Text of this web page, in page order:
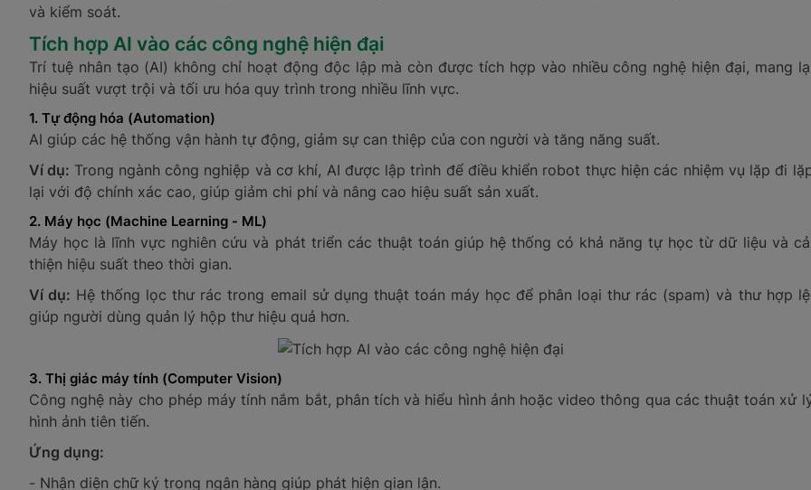
và kiểm soát.
Tích hợp AI vào các công nghệ hiện đại
Trí tuệ nhân tạo (AI) không chỉ hoạt động độc lập mà còn được tích hợp vào nhiều công nghệ hiện đại, mang
hiệu suất vượt trội và tối ưu hóa quy trình trong nhiều lĩnh vực.
1. Tự động hóa (Automation)
AI giúp các hệ thống vận hành tự động, giảm sự can thiệp của con người và tăng năng suất.
Ví dụ: Trong ngành công nghiệp và cơ khí, AI được lập trình để điều khiển robot thực hiện các nhiệm vụ lặp đi
lại với độ chính xác cao, giúp giảm chi phí và nâng cao hiệu suất sản xuất.
2. Máy học (Machine Learning - ML)
Máy học là lĩnh vực nghiên cứu và phát triển các thuật toán giúp hệ thống có khả năng tự học từ dữ liệu và
thiện hiệu suất theo thời gian.
Ví dụ: Hệ thống lọc thư rác trong email sử dụng thuật toán máy học để phân loại thư rác (spam) và thư hợp
giúp người dùng quản lý hộp thư hiệu quả hơn.